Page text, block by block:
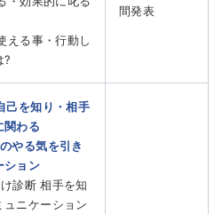
える事・行動し
?
間発表
己を知り・相手
関わる
やる気を引き
ション
診断 相手を知
ュニケーション